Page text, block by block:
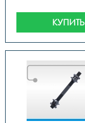
КУПИТЬ